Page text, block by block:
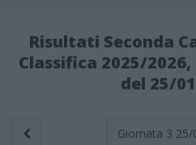
Risultati Seconda
Classifica 2025/
del 25/
Giornata 3 25/